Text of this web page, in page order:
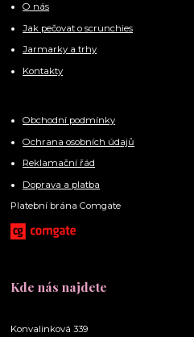
O nás
Jak pečovat o scrunchies
Jarmarky a trhy
Kontakty
Obchodní podmínky
Ochrana osobních údajů
Reklamační řád
Doprava a platba
Platební brána Comgate
Kde nás najdete
Konvalinková 339